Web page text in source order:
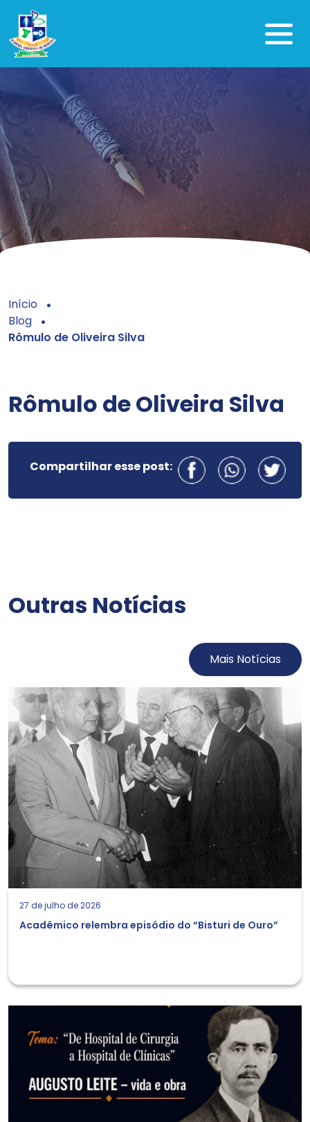
Início
Blog
Rômulo de Oliveira Silva
Rômulo de Oliveira Silva
Compartilhar esse post:
Outras Notícias
Mais Notícias
27 de julho de 2026
Acadêmico relembra episódio do “Bisturi de Ouro”